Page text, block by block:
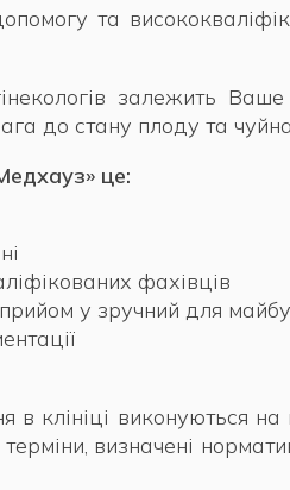
та
залежить
до стану плоду та
це:
фахівців
у зручний для
в клініці виконуються
визначені